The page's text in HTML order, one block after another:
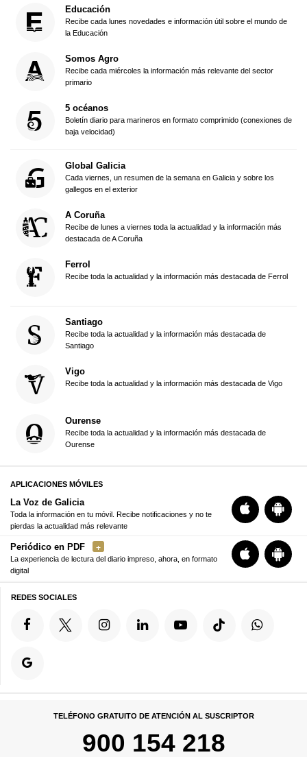
Educación
Recibe cada lunes novedades e información útil sobre el mundo de
la Educación
Somos Agro
Recibe cada miércoles la información más relevante del sector
primario
5 océanos
Boletín diario para marineros en formato comprimido (conexiones de
baja velocidad)
Global Galicia
Cada viernes, un resumen de la semana en Galicia y sobre los
gallegos en el exterior
A Coruña
Recibe de lunes a viernes toda la actualidad y la información más
destacada de A Coruña
Ferrol
Recibe toda la actualidad y la información más destacada de Ferrol
Santiago
Recibe toda la actualidad y la información más destacada de
Santiago
Vigo
Recibe toda la actualidad y la información más destacada de Vigo
Ourense
Recibe toda la actualidad y la información más destacada de
Ourense
APLICACIONES MÓVILES
La Voz de Galicia
Toda la información en tu móvil. Recibe notificaciones y no te
pierdas la actualidad más relevante
Periódico en PDF
La experiencia de lectura del diario impreso, ahora, en formato
digital
REDES SOCIALES
TELÉFONO GRATUITO DE ATENCIÓN AL SUSCRIPTOR
900 154 218